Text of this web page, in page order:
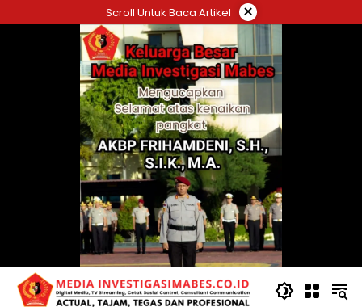
ke
Scroll Untuk Baca Artikel ×